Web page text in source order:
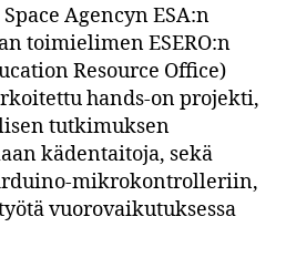
Agencyn ESA:n
toimielimen ESERO:n
Resource Office)
hands-on projekti,
tutkimuksen
kädentaitoja, sekä
mikrokontrolleriin,
vuorovaikutuksessa